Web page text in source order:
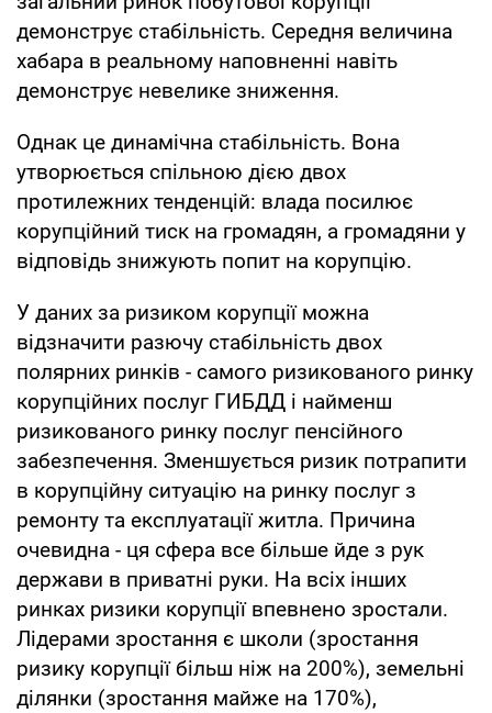
демонструє стабільність. Середня величина
хабара в реальному наповненні навіть
демонструє невелике зниження.
Однак це динамічна стабільність. Вона
утворюється спільною дією двох
протилежних тенденцій: влада посилює
корупційний тиск на громадян, а громадяни у
відповідь знижують попит на корупцію.
У даних за ризиком корупції можна
відзначити разючу стабільність двох
полярних ринків - самого ризикованого ринку
корупційних послуг ГИБДД і найменш
ризикованого ринку послуг пенсійного
забезпечення. Зменшується ризик потрапити
в корупційну ситуацію на ринку послуг з
ремонту та експлуатації житла. Причина
очевидна - ця сфера все більше йде з рук
держави в приватні руки. На всіх інших
ринках ризики корупції впевнено зростали.
Лідерами зростання є школи (зростання
ризику корупції більш ніж на 200%), земельні
ділянки (зростання майже на 170%),